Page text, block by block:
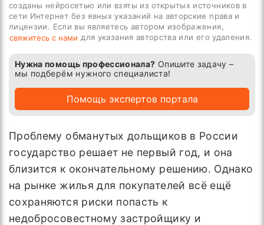
созданы нейросетью или взяты из открытых источников в
сети Интернет без явных указаний на авторские права и
лицензии. Если вы являетесь автором изображения,
свяжитесь с нами для указания авторства или его удаления.
Нужна помощь профессионала? Опишите задачу –
мы подберём нужного специалиста!
Помощь экспертов портала
Проблему обманутых дольщиков в России
государство решает не первый год, и она
близится к окончательному решению. Однако
на рынке жилья для покупателей всё ещё
сохраняются риски попасть к
недобросовестному застройщику и